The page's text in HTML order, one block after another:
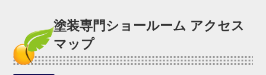
塗装専門ショールーム アクセス
マップ